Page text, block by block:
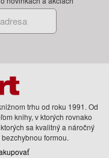
trhu od roku 1991. Od
knihy, v ktorých rovnako
sa kvalitný a náročný
formou.